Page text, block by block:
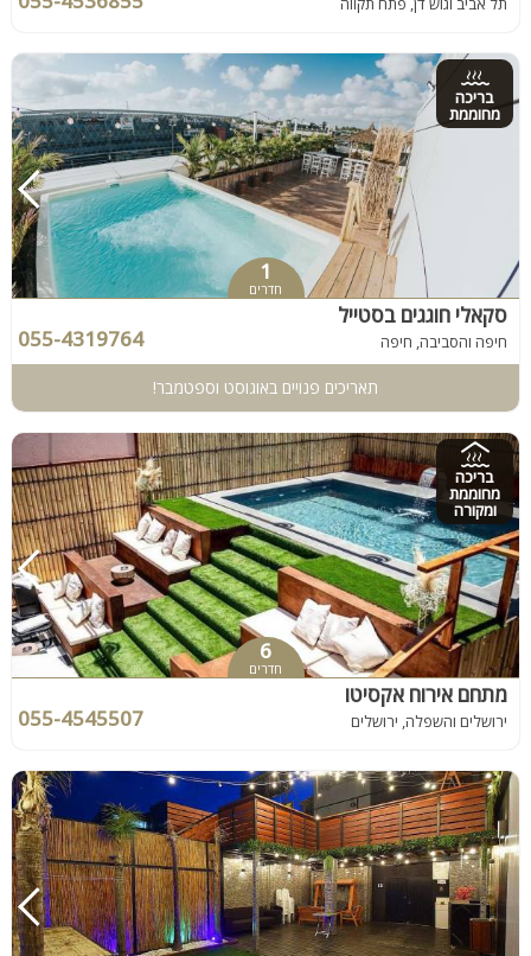
בריכה
מחוממת
1
חדרים
סקאלי חוגגים בסטייל
חיפה והסביבה, חיפה 055-4319764
תאריכים פנויים באוגוסט וספטמבר!
בריכה
מחוממת
ומקורה
6
חדרים
מתחם אירוח אקסיטו
ירושלים והשפלה, ירושלים 055-4545507